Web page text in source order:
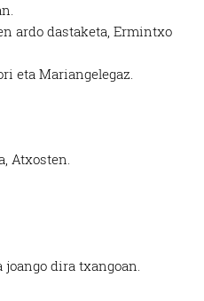
ardo dastaketa, Ermintxo
eta Mariangelegaz.
Atxosten.
joango dira txangoan.